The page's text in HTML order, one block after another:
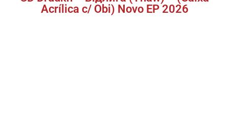
Acrílica c/ Obi) Novo EP 2026